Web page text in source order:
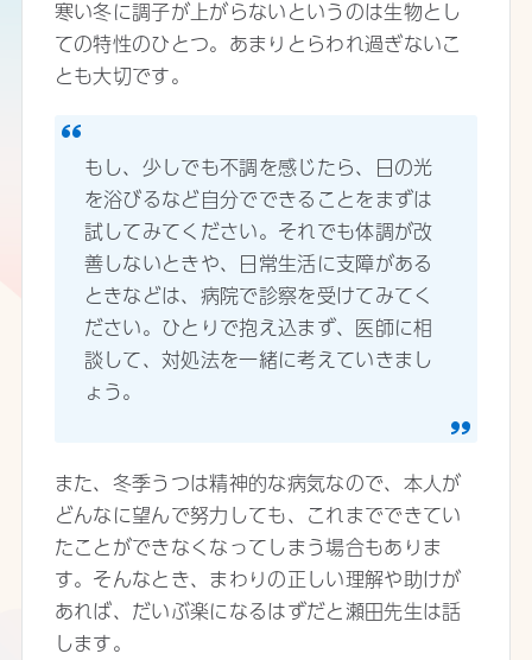
寒い冬に調子が上がらないというのは生物とし
ての特性のひとつ。あまりとらわれ過ぎないこ
とも大切です。
もし、少しでも不調を感じたら、日の光
を浴びるなど自分でできることをまずは
試してみてください。それでも体調が改
善しないときや、日常生活に支障がある
ときなどは、病院で診察を受けてみてく
ださい。ひとりで抱え込まず、医師に相
談して、対処法を一緒に考えていきまし
ょう。
また、冬季うつは精神的な病気なので、本人が
どんなに望んで努力しても、これまでできてい
たことができなくなってしまう場合もありま
す。そんなとき、まわりの正しい理解や助けが
あれば、だいぶ楽になるはずだと瀬田先生は話
します。